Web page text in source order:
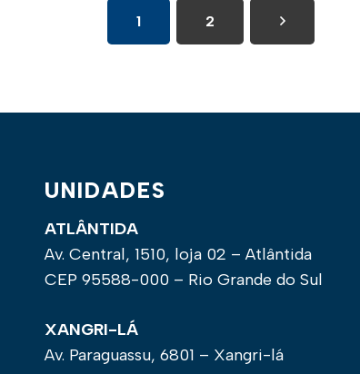
1 2
UNIDADES
ATLÂNTIDA
Av. Central, 1510, loja 02 – Atlântida
CEP 95588-000 – Rio Grande do Sul
XANGRI-LÁ
Av. Paraguassu, 6801 – Xangri-lá